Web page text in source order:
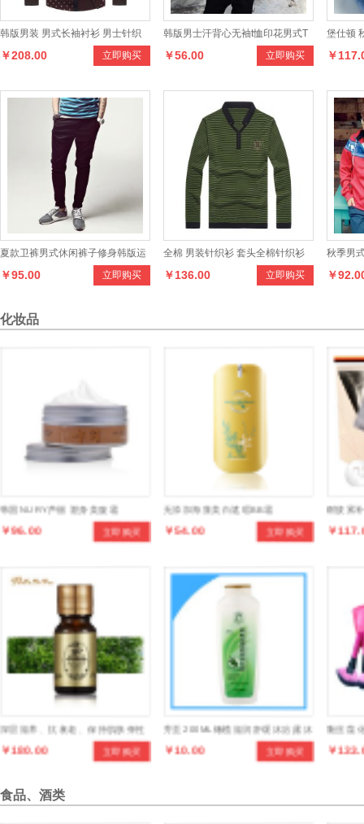
韩版男装 男式长袖衬衫 男士针织
拼接衬衫男 男士衬衫 男装立即购买
￥208.00
韩版男士汗背心无袖t恤印花男式T
恤 立即购买
￥56.00
堡仕顿
男士商
￥
夏款卫裤男式休闲裤子修身韩版运
动裤长裤哈伦裤低裆 立即购买
￥95.00
全棉 男装针织衫 套头全棉针织衫
男士秋装打底衫 秋款男士打底衫
立即购买
￥136.00
秋季男
衣
￥
化妆品
韩国NURY芦丽 塑身美腹霜
立即购买
￥96.00
无添加海藻美白遮瑕BB霜
立即购买
￥54.00
耐疲累
￥
深层滋养、抗衰老、保持肌肤弹性
立即购买
￥180.00
芳至200ML橄榄滋润舒缓沐浴露 沐
浴乳 滋润沐浴液 立即购买
￥10.00
魅丝蔻
具 美容
￥
食品、酒类